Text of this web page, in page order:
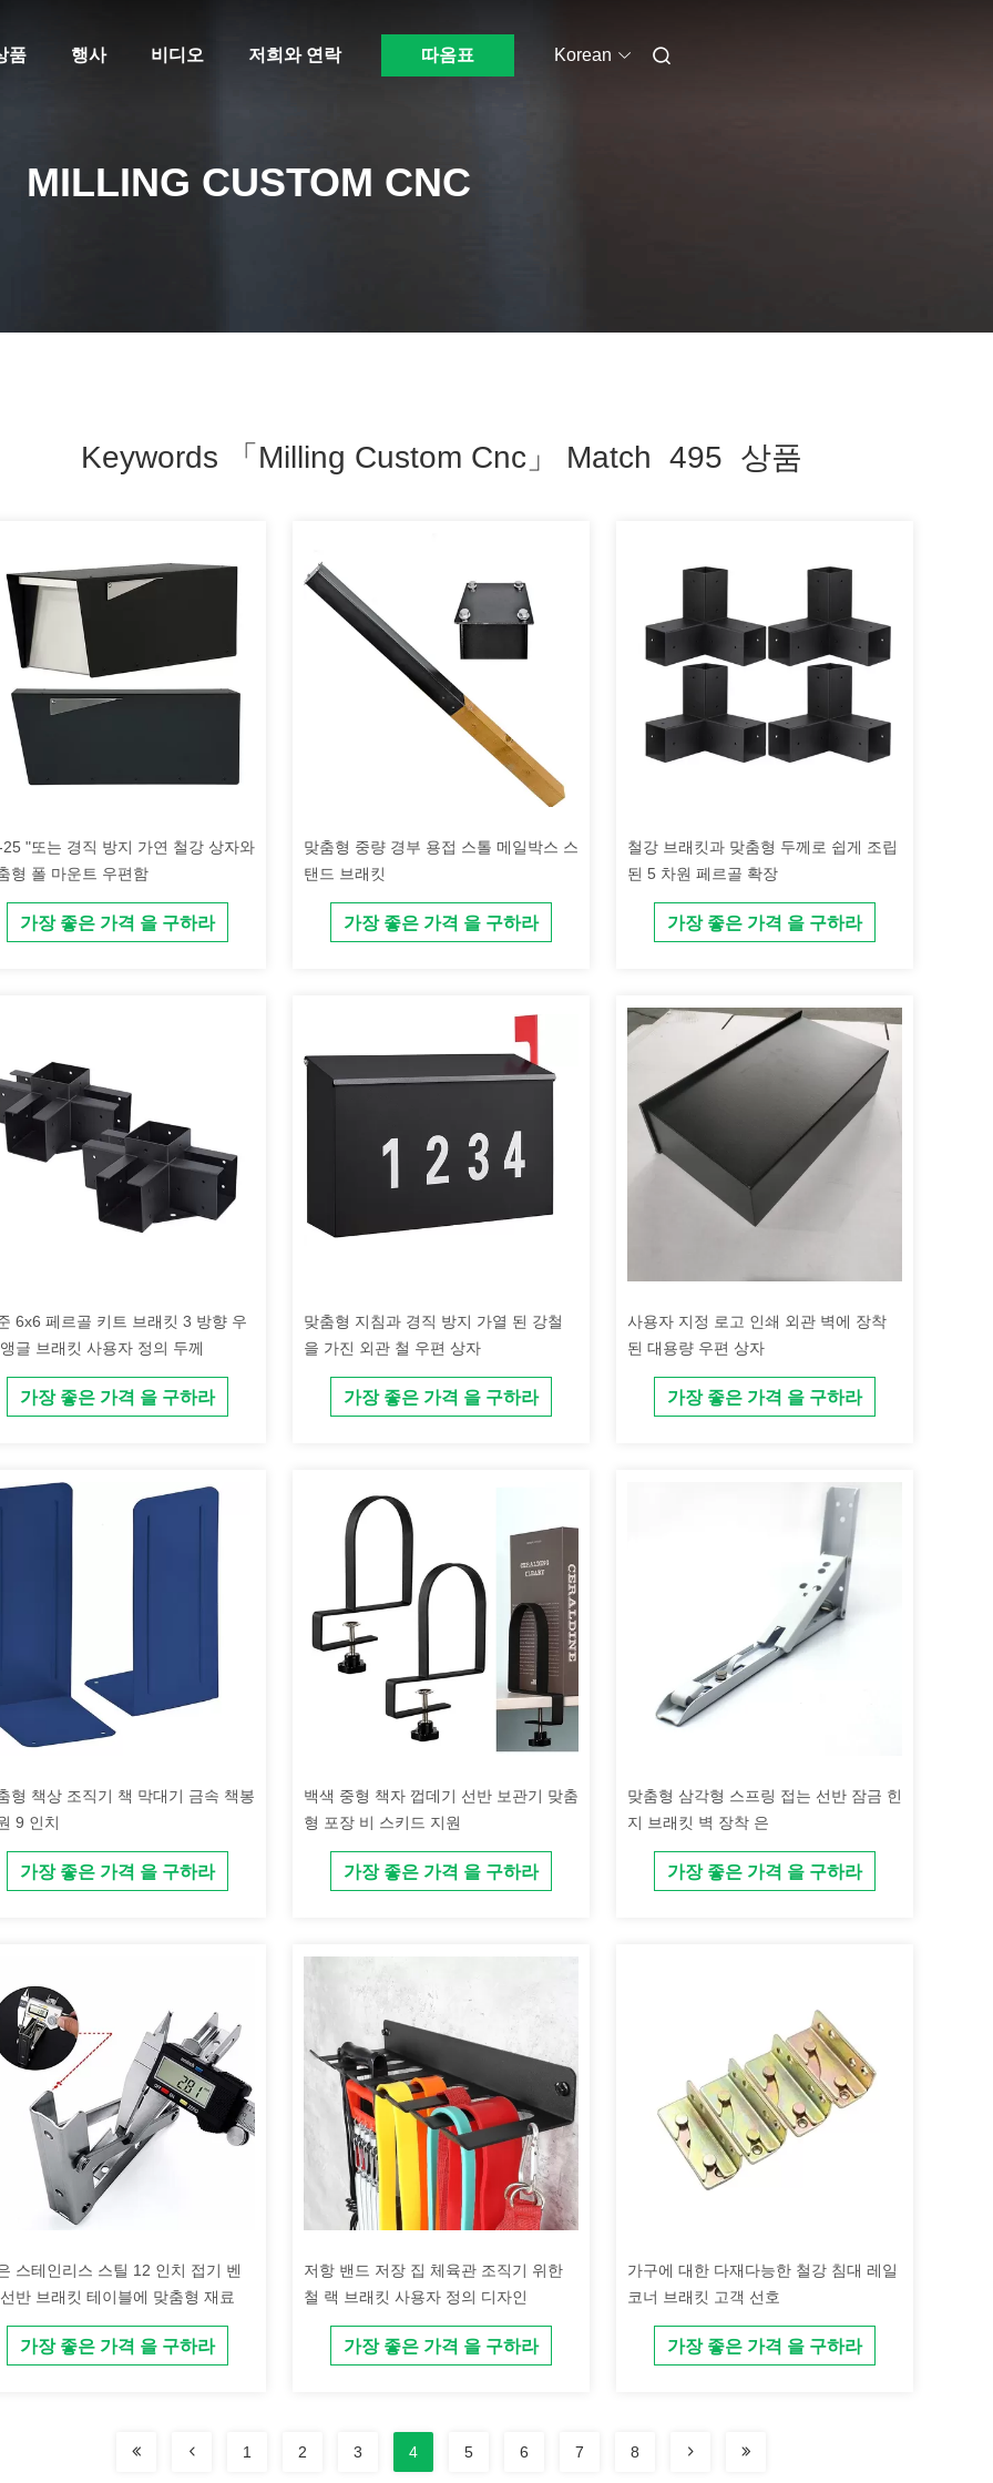
품 행사 비디오 저희와 연락 따옴표 Korean
MILLING CUSTOM CNC
Keywords 「milling Custom Cnc」 Match 495 상품
"또는 경직 방지 가연 철강 상자와
형 폴 마운트 우편함
가장 좋은 가격 을 구하라
맞춤형 중량 경부 용접 스톨 메일박스 스
탠드 브래킷
가장 좋은 가격 을 구하라
철강 브래킷과 맞춤형 두께로 쉽게 조립
된 5 차원 페르골 확장
가장 좋은 가격 을 구하라
6x6 페르골 키트 브래킷 3 방향 우
글 브래킷 사용자 정의 두께
가장 좋은 가격 을 구하라
맞춤형 지침과 경직 방지 가열 된 강철
을 가진 외관 철 우편 상자
가장 좋은 가격 을 구하라
사용자 지정 로고 인쇄 외관 벽에 장착
된 대용량 우편 상자
가장 좋은 가격 을 구하라
형 책상 조직기 책 막대기 금속 책봉
9 인치
가장 좋은 가격 을 구하라
백색 중형 책자 껍데기 선반 보관기 맞춤
형 포장 비 스키드 지원
가장 좋은 가격 을 구하라
맞춤형 삼각형 스프링 접는 선반 잠금 힌
지 브래킷 벽 장착 은
가장 좋은 가격 을 구하라
스테인리스 스틸 12 인치 접기 벤
반 브래킷 테이블에 맞춤형 재료
가장 좋은 가격 을 구하라
저항 밴드 저장 집 체육관 조직기 위한
철 랙 브래킷 사용자 정의 디자인
가장 좋은 가격 을 구하라
가구에 대한 다재다능한 철강 침대 레일
코너 브래킷 고객 선호
가장 좋은 가격 을 구하라
1 2 3 4 5 6 7 8